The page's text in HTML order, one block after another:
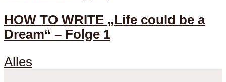
HOW TO WRITE „Life could be a
Dream“ – Folge 1
Alles